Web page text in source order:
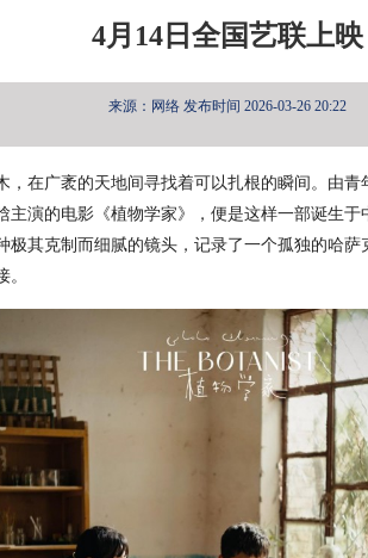
4月14日全国艺联上映
来源：网络 发布时间 2026-03-26 20:22
，在广袤的天地间寻找着可以扎根的瞬间。由青
主演的电影《植物学家》，便是这样一部诞生
极其克制而细腻的镜头，记录了一个孤独的哈
。